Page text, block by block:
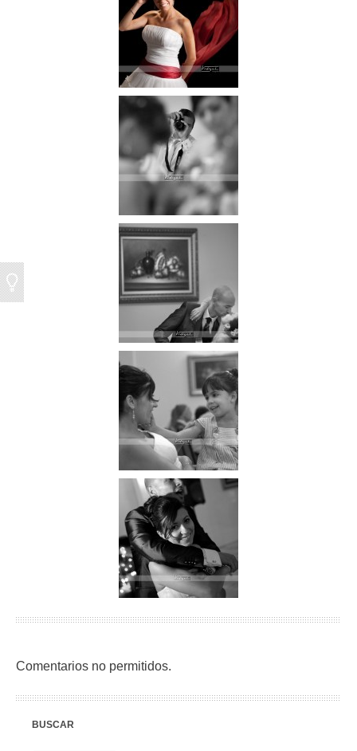
Comentarios no permitidos.
BUSCAR